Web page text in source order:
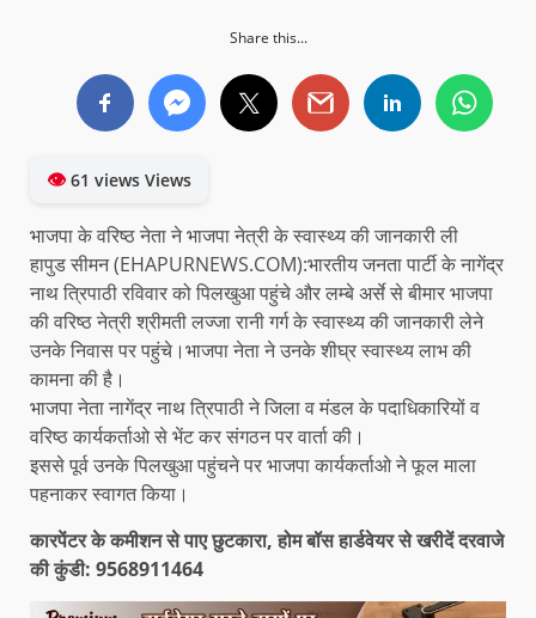
Share this...
👁61 views Views
भाजपा के वरिष्ठ नेता ने भाजपा नेत्री के स्वास्थ्य की जानकारी ली
हापुड सीमन (EHAPURNEWS.COM):भारतीय जनता पार्टी के नागेंद्र
नाथ त्रिपाठी रविवार को पिलखुआ पहुंचे और लम्बे अर्से से बीमार भाजपा
की वरिष्ठ नेत्री श्रीमती लज्जा रानी गर्ग के स्वास्थ्य की जानकारी लेने
उनके निवास पर पहुंचे।भाजपा नेता ने उनके शीघ्र स्वास्थ्य लाभ की
कामना की है।
भाजपा नेता नागेंद्र नाथ त्रिपाठी ने जिला व मंडल के पदाधिकारियों व
वरिष्ठ कार्यकर्ताओ से भेंट कर संगठन पर वार्ता की।
इससे पूर्व उनके पिलखुआ पहुंचने पर भाजपा कार्यकर्ताओ ने फूल माला
पहनाकर स्वागत किया।
कारपेंटर के कमीशन से पाए छुटकारा, होम बॉस हार्डवेयर से खरीदें दरवाजे
की कुंडी: 9568911464